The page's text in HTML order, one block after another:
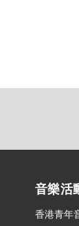
音樂活
香港青年